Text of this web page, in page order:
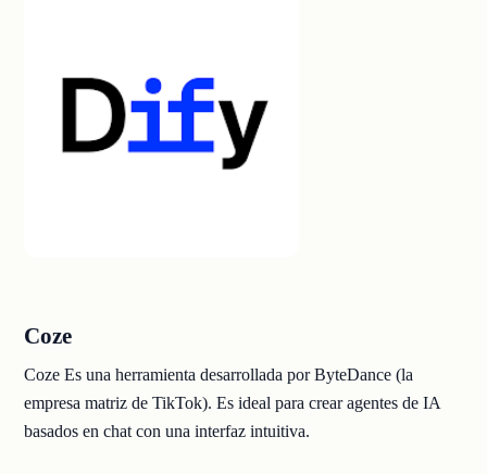
Coze
Coze Es una herramienta desarrollada por ByteDance (la
empresa matriz de TikTok). Es ideal para crear agentes de IA
basados en chat con una interfaz intuitiva.